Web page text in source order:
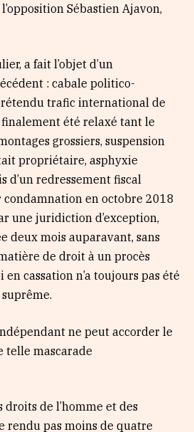
Sébastien Ajavon,
a fait l’objet d’un
: cabale politico-
trafic international de
été relaxé tant le
grossiers, suspension
propriétaire, asphyxie
d’un redressement fiscal
condamnation en octobre 2018
une juridiction d’exception,
deux mois auparavant, sans
de droit à un procès
cassation n’a toujours pas été
ne peut accorder le
telle mascarade
droits de l’homme et des
rendu pas moins de quatre